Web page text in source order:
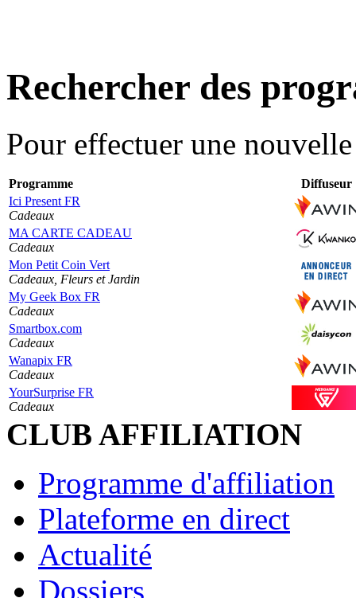
Rechercher des
Pour effectuer une
Programme
Diffuseur
Ici Present FR
Cadeaux
MA CARTE CADEAU
Cadeaux
Mon Petit Coin Vert
Cadeaux, Fleurs et Jardin
My Geek Box FR
Cadeaux
Smartbox.com
Cadeaux
Wanapix FR
Cadeaux
YourSurprise FR
Cadeaux
CLUB AFFILIATION
Programme d'affiliation
Plateforme en direct
Actualité
Dossiers